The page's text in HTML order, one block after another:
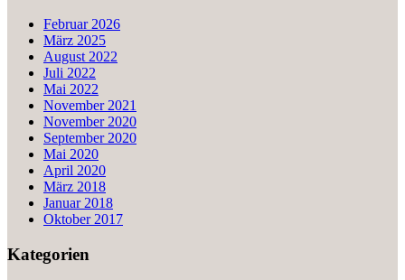
Februar 2026
März 2025
August 2022
Juli 2022
Mai 2022
November 2021
November 2020
September 2020
Mai 2020
April 2020
März 2018
Januar 2018
Oktober 2017
Kategorien